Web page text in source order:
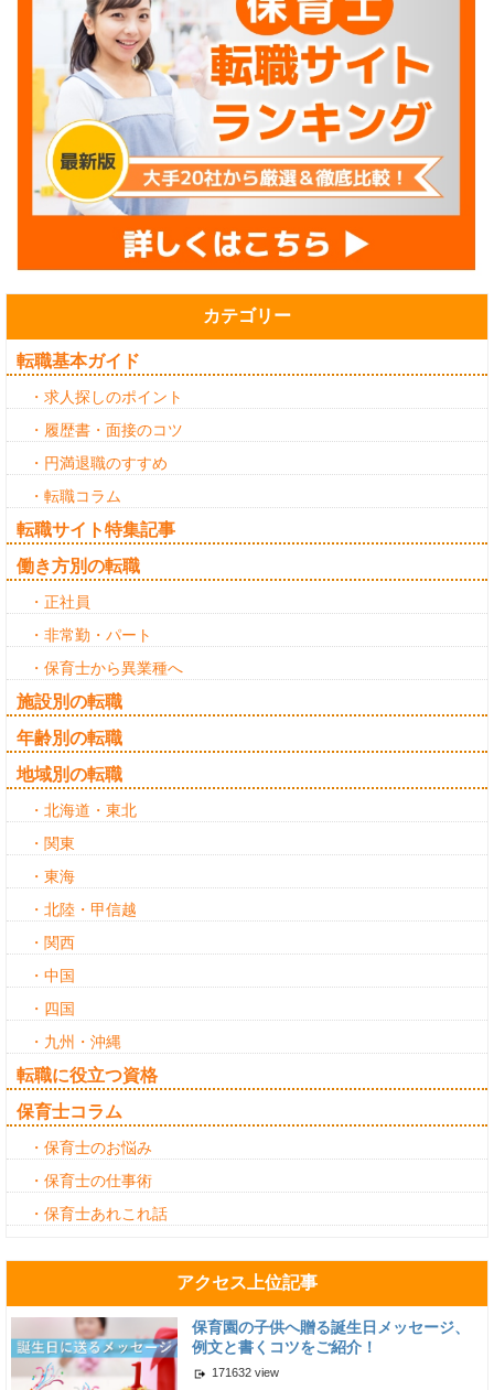
カテゴリー
転職基本ガイド
・求人探しのポイント
・履歴書・面接のコツ
・円満退職のすすめ
・転職コラム
転職サイト特集記事
働き方別の転職
・正社員
・非常勤・パート
・保育士から異業種へ
施設別の転職
年齢別の転職
地域別の転職
・北海道・東北
・関東
・東海
・北陸・甲信越
・関西
・中国
・四国
・九州・沖縄
転職に役立つ資格
保育士コラム
・保育士のお悩み
・保育士の仕事術
・保育士あれこれ話
アクセス上位記事
保育園の子供へ贈る誕生日メッセージ、
例文と書くコツをご紹介！
171632 view